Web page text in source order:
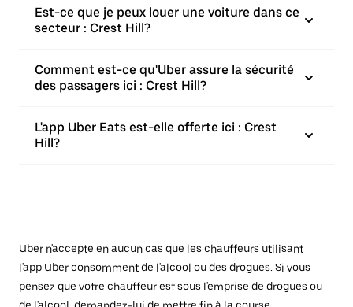
Est-ce que je peux louer une voiture dans ce
secteur : Crest Hill?
Comment est-ce qu'Uber assure la sécurité
des passagers ici : Crest Hill?
L'app Uber Eats est-elle offerte ici : Crest
Hill?
Uber n'accepte en aucun cas que les chauffeurs utilisant
l'app Uber consomment de l'alcool ou des drogues. Si vous
pensez que votre chauffeur est sous l'emprise de drogues ou